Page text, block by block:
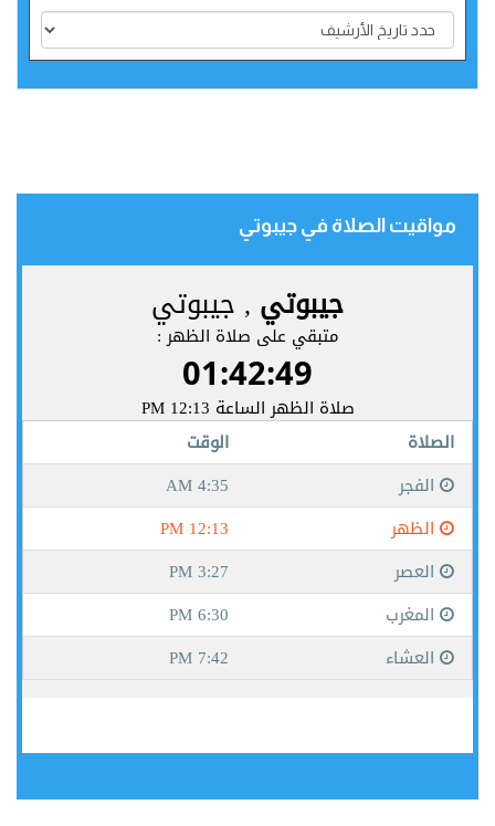
مواقيت الصلاة في جيبوتي‎